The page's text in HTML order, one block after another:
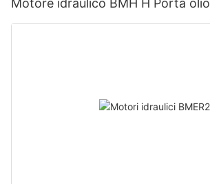
Motore idraulico BMH H Porta olio